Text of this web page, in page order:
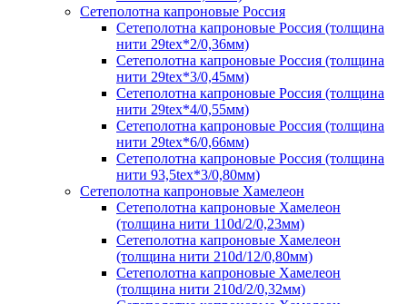
Сетеполотна капроновые Россия
Сетеполотна капроновые Россия (толщина
нити 29tex*2/0,36мм)
Сетеполотна капроновые Россия (толщина
нити 29tex*3/0,45мм)
Сетеполотна капроновые Россия (толщина
нити 29tex*4/0,55мм)
Сетеполотна капроновые Россия (толщина
нити 29tex*6/0,66мм)
Сетеполотна капроновые Россия (толщина
нити 93,5tex*3/0,80мм)
Сетеполотна капроновые Хамелеон
Сетеполотна капроновые Хамелеон
(толщина нити 110d/2/0,23мм)
Сетеполотна капроновые Хамелеон
(толщина нити 210d/12/0,80мм)
Сетеполотна капроновые Хамелеон
(толщина нити 210d/2/0,32мм)